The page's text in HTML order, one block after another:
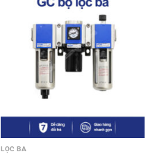
LỌC BA